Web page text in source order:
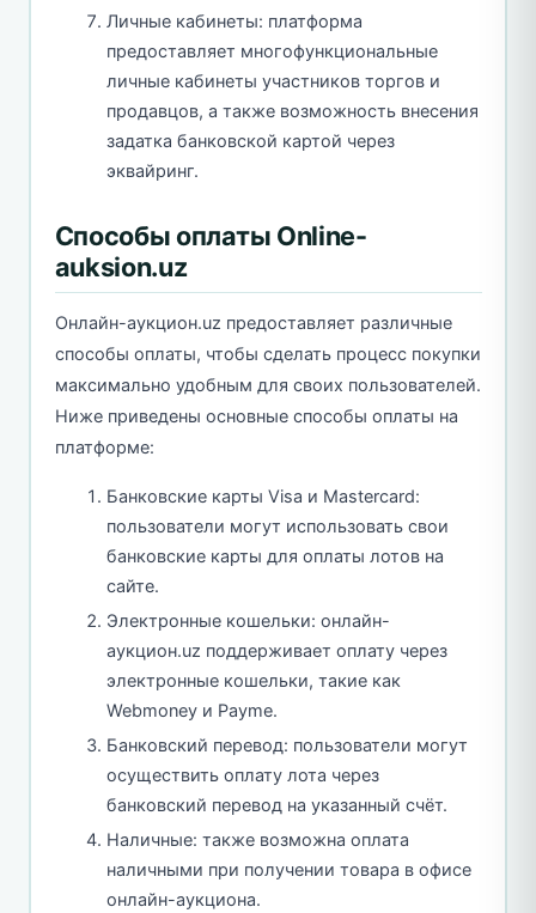
Личные кабинеты: платформа
предоставляет многофункциональные
личные кабинеты участников торгов и
продавцов, а также возможность внесения
задатка банковской картой через
эквайринг.
Способы оплаты Online-
auksion.uz
Онлайн-аукцион.uz предоставляет различные
способы оплаты, чтобы сделать процесс покупки
максимально удобным для своих пользователей.
Ниже приведены основные способы оплаты на
платформе:
Банковские карты Visa и Mastercard:
пользователи могут использовать свои
банковские карты для оплаты лотов на
сайте.
Электронные кошельки: онлайн-
аукцион.uz поддерживает оплату через
электронные кошельки, такие как
Webmoney и Payme.
Банковский перевод: пользователи могут
осуществить оплату лота через
банковский перевод на указанный счёт.
Наличные: также возможна оплата
наличными при получении товара в офисе
онлайн-аукциона.